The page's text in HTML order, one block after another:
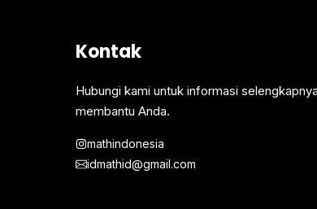
Kontak
Hubungi kami untuk informasi
membantu Anda.
mathindonesia
idmathid@gmail.com